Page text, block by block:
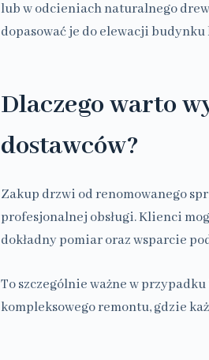
lub w odcieniach naturalnego
dopasować je do elewacji
Dlaczego warto
dostawców?
Zakup drzwi od renomowanego
profesjonalnej obsługi. Klienci
dokładny pomiar oraz wsparcie
To szczególnie ważne w
kompleksowego remontu, gdzie